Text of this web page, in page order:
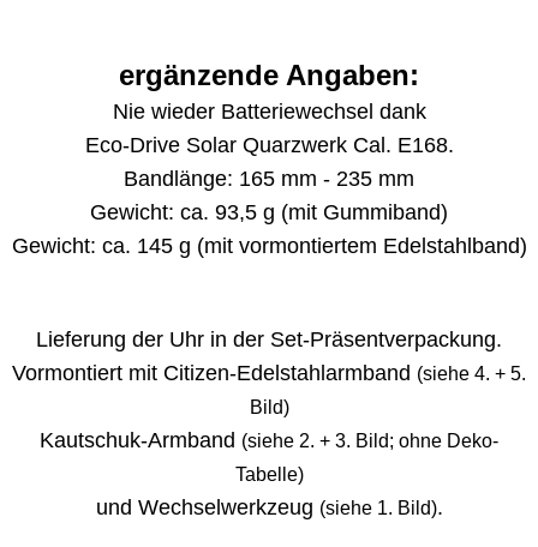
ergänzende Angaben:
Nie wieder Batteriewechsel dank
Eco-Drive Solar Quarzwerk Cal. E168.
Bandlänge: 165 mm - 235 mm
Gewicht: ca. 93,5 g (mit Gummiband)
Gewicht: ca. 145 g (mit vormontiertem Edelstahlband)
Lieferung der Uhr in der Set-Präsentverpackung.
Vormontiert mit Citizen-Edelstahlarmband (siehe 4. + 5.
Bild)
Kautschuk-Armband (siehe 2. + 3. Bild; ohne Deko-
Tabelle)
und Wechselwerkzeug (siehe 1. Bild).